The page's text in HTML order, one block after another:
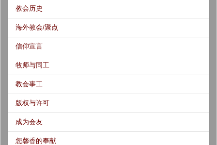
教会历史
海外教会/聚点
信仰宣言
牧师与同工
教会事工
版权与许可
成为会友
您馨香的奉献